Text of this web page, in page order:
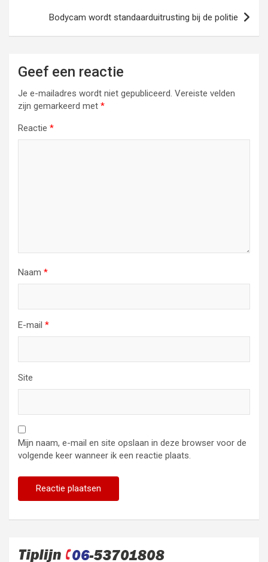
Bodycam wordt standaarduitrusting bij de politie
Geef een reactie
Je e-mailadres wordt niet gepubliceerd. Vereiste velden
zijn gemarkeerd met *
Reactie *
Naam *
E-mail *
Site
Mijn naam, e-mail en site opslaan in deze browser voor de
volgende keer wanneer ik een reactie plaats.